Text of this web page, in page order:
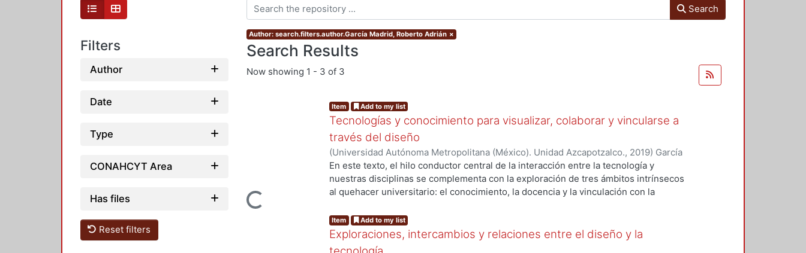
Filters
Author
Date
Type
CONAHCYT Area
Has files
Reset filters
Search
Author: search.filters.author.García Madrid, Roberto Adrián ×
Search Results
Now showing 1 - 3 of 3
Loading...
Item Add to my list
Tecnologías y conocimiento para visualizar, colaborar y vincularse a
través del diseño
(Universidad Autónoma Metropolitana (México). Unidad Azcapotzalco., 2019) García
Madrid, Roberto Adrián;Sainz, Itzel;Zizumbo Alamilla, Alda Maria
En este texto, el hilo conductor central de la interacción entre la tecnología y
nuestras disciplinas se complementa con la exploración de tres ámbitos intrínsecos
al quehacer universitario: el conocimiento, la docencia y la vinculación con la
“Visualización en el TED”, donde comparte un análisis sobre tres conferencias
alojadas en ese popular canal de divulgación sobre temas de tecnología,
entretenimiento y diseño. El tiempo restringido de las charlas propicia que algunos
Item Add to my list
Exploraciones, intercambios y relaciones entre el diseño y la